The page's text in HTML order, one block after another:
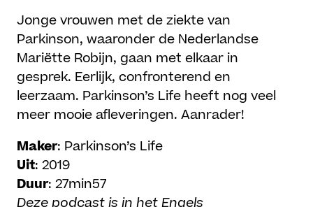
Jonge vrouwen met de ziekte van
Parkinson, waaronder de Nederlandse
Mariëtte Robijn, gaan met elkaar in
gesprek. Eerlijk, confronterend en
leerzaam. Parkinson’s Life heeft nog veel
meer mooie afleveringen. Aanrader!
Maker: Parkinson’s Life
Uit: 2019
Duur: 27min57
Deze podcast is in het Engels